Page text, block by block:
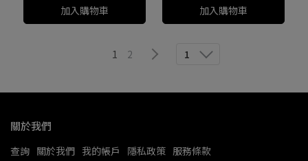
加入購物車 加入購物車
1 2 1
關於我們
查詢 關於我們 我的帳戶 隱私政策 服務條款